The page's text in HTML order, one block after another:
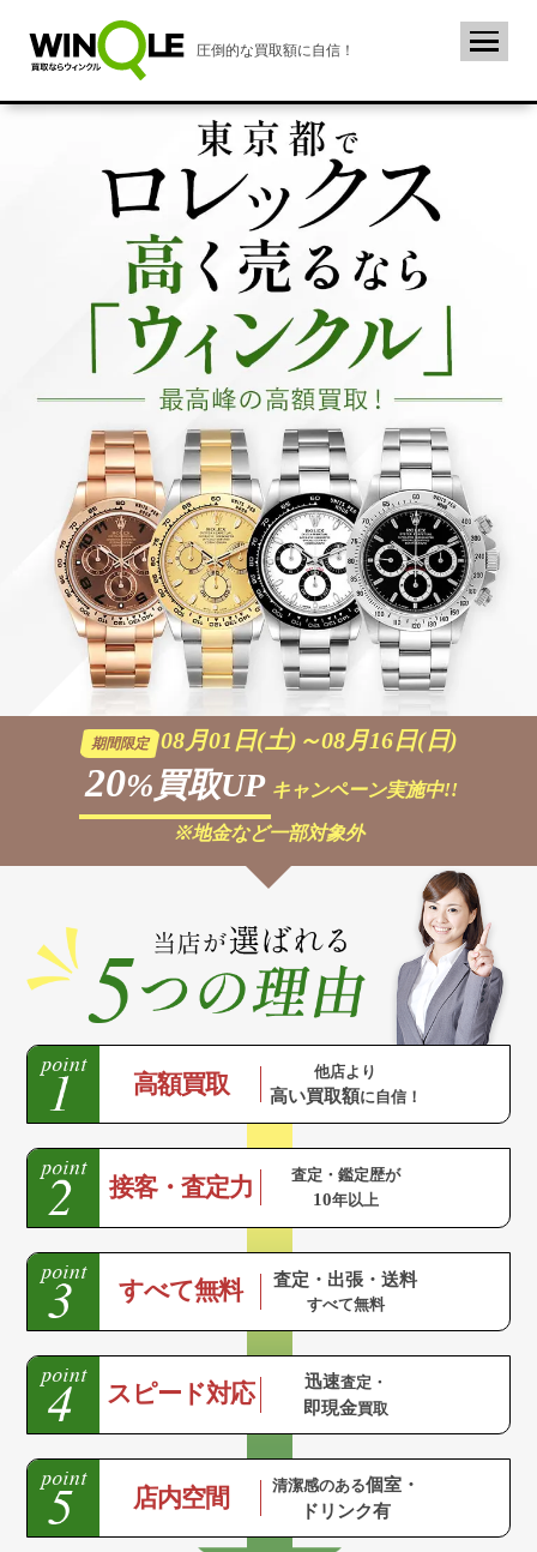
圧倒的な買取額に自信！
期間限定 08月01日(土)～08月16日(日)
20%買取UP キャンペーン実施中!!
※地金など一部対象外
高額買取 他店より
高い買取額に自信！
接客・査定力 査定・鑑定歴が
10年以上
すべて無料 査定・出張・送料
すべて無料
スピード対応 迅速査定・
即現金買取
店内空間 清潔感のある個室・
ドリンク有